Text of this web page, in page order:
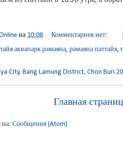
на 10:08
Комментариев нет:
аквапарк рамаяна, рамаяна паттайя,
City, Bang Lamung District, Chon Buri
Главная
на: Сообщения (Atom)